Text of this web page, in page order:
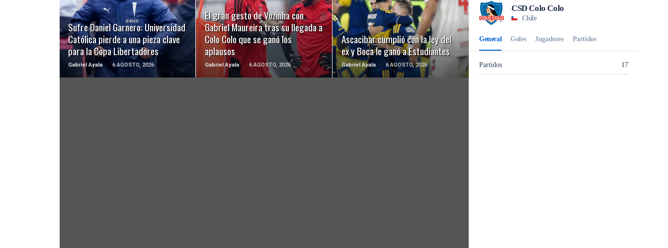
Sufre Daniel Garnero: Universidad
Católica pierde a una pieza clave
para la Copa Libertadores
Gabriel Ayala 6 AGOSTO, 2026
LEER MÁS
El gran gesto de Vozinha con
Gabriel Maureira tras su llegada a
Colo Colo que se ganó los
aplausos
Gabriel Ayala 6 AGOSTO, 2026
LEER MÁS
Ascacibar cumplió con la ley del
ex y Boca le ganó a Estudiantes
Gabriel Ayala 6 AGOSTO, 2026
LEER MÁS